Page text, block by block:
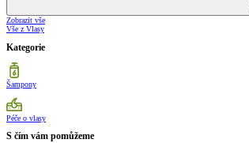
Zobrazit vše
Vše z Vlasy
Kategorie
Šampony
Péče o vlasy
S čím vám pomůžeme